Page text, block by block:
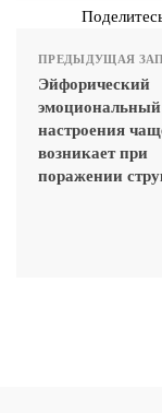
ПРЕДЫДУЩАЯ
Эйфорический
настроения
возникает при
поражении